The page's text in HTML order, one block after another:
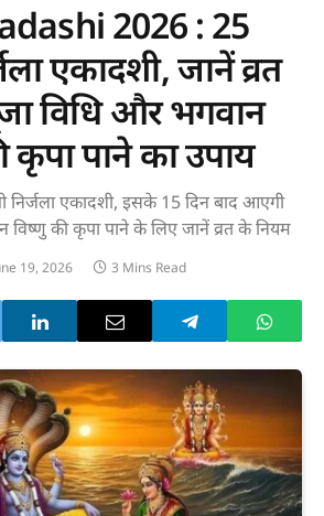
2026 : 25
एकादशी, जानें व्रत
विधि और भगवान
कृपा पाने का उपाय
निर्जला एकादशी, इसके 15 दिन बाद आएगी
विष्णु की कृपा पाने के लिए जानें व्रत के नियम
19, 2026 3 Mins Read